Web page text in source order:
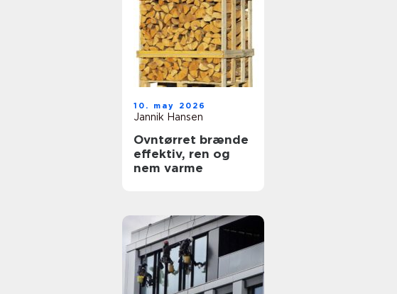
10. may 2026
Jannik Hansen
Ovntørret brænde
effektiv, ren og
nem varme